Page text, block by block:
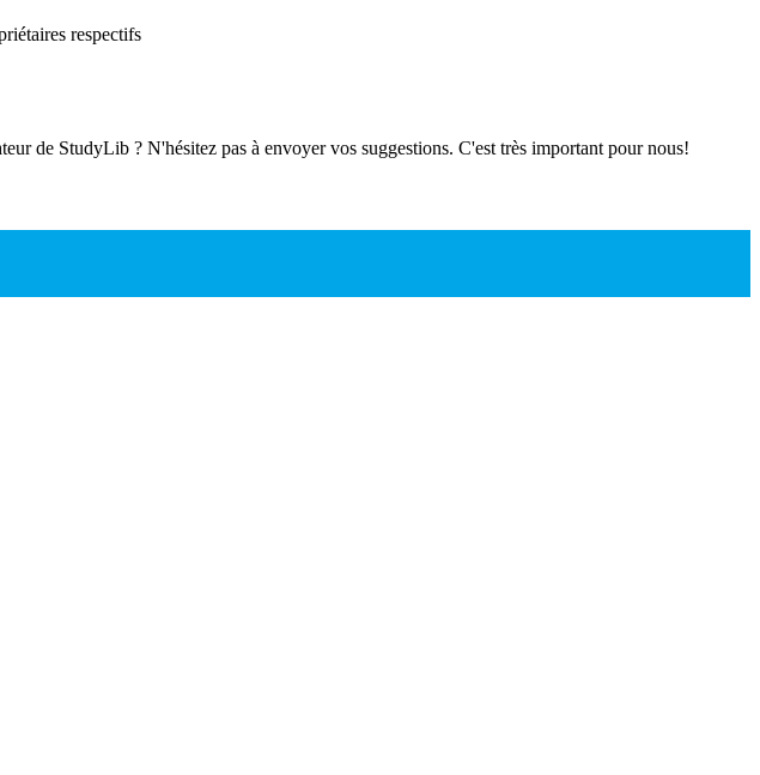
respectifs
de StudyLib ? N'hésitez pas à envoyer vos suggestions. C'est très important pour nous!